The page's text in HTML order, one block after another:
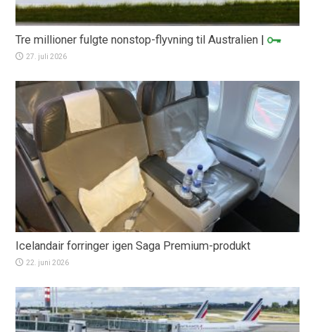
Tre millioner fulgte nonstop-flyvning til Australien |
27. juli 2026
Icelandair forringer igen Saga Premium-produkt
22. juni 2026